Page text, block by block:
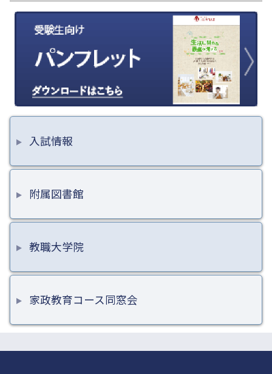
入試情報
附属図書館
教職大学院
家政教育コース同窓会